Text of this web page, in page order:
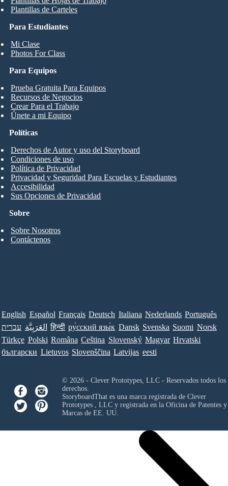
Para Estudiantes
Mi Clase
Photos For Class
Plantillas de Carteles
Para Equipos
Prueba Gratuita Para Equipos
Recursos de Negocios
Crear Para el Trabajo
Únete a mi Equipo
Sobre
Sobre Nosotros
Contáctenos
Políticas
Derechos de Autor y uso del Storyboard
Condiciones de uso
Política de Privacidad
Privacidad y Seguridad Para Escuelas y Estudiantes
Accesibilidad
Sus Opciones de Privacidad
English Español Français Deutsch Italiana Nederlands Português
עברית العَرَبِيَّة हिन्दी ру́сский язы́к Dansk Svenska Suomi Norsk
Türkçe Polski Româna Ceština Slovenský Magyar Hrvatski
български Lietuvos Slovenščina Latvijas eesti
© 2026 - Clever Prototypes, LLC - Reservados todos los
derechos.
StoryboardThat es una marca registrada de Clever
Prototypes , LLCy registrada en la Oficina de Patentes y
Marcas de EE. UU.